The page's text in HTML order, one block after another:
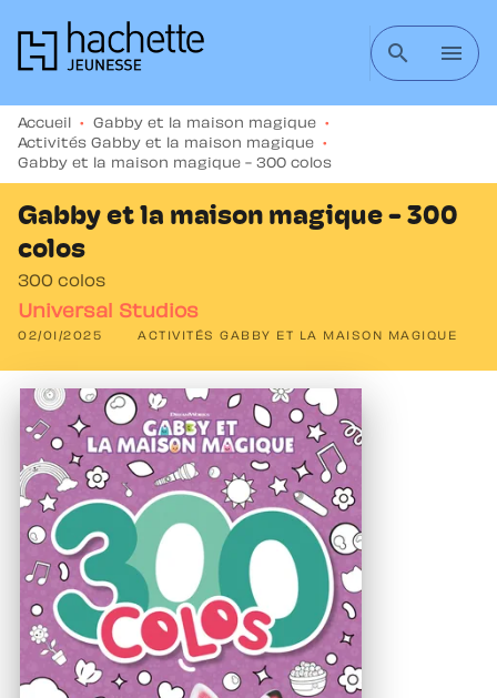
MENU RECHERCHE CONTENU
search menu
Accueil • Gabby et la maison magique
•
Activités Gabby et la maison magique
•
Gabby et la maison magique - 300 colos
Gabby et la maison magique - 300
colos
300 colos
Universal Studios
02/01/2025 ACTIVITÉS GABBY ET LA MAISON MAGIQUE